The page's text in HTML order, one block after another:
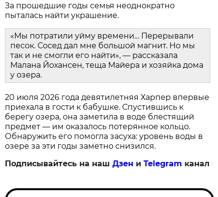
За прошедшие годы семья неоднократно
пыталась найти украшение.
«Мы потратили уйму времени… Перерывали
песок. Сосед дал мне большой магнит. Но мы
так и не смогли его найти», — рассказала
Малана Йохансен, теща Майера и хозяйка дома
у озера.
20 июля 2026 года девятилетняя Харпер впервые
приехала в гости к бабушке. Спустившись к
берегу озера, она заметила в воде блестящий
предмет — им оказалось потерянное кольцо.
Обнаружить его помогла засуха: уровень воды в
озере за эти годы заметно снизился.
Подписывайтесь на нашДзен иTelegram канал